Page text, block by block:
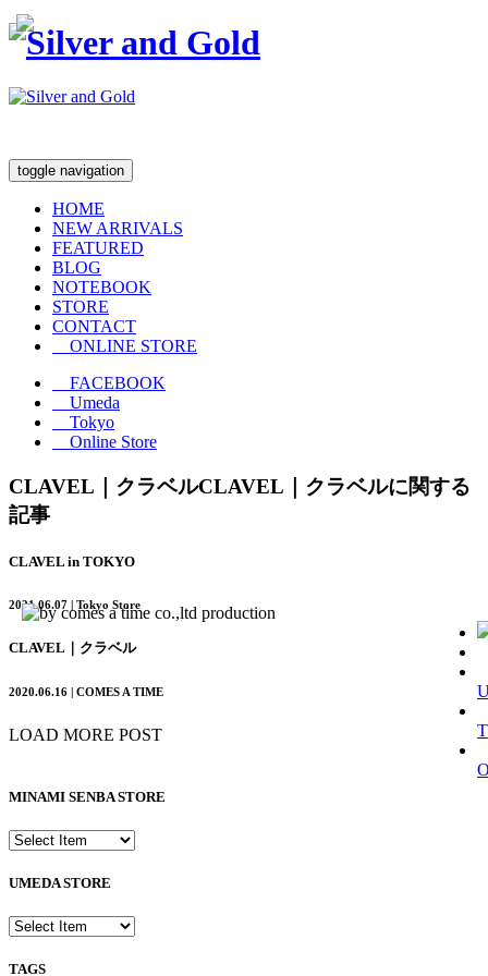
T
toggle navigation
HOME
NEW ARRIVALS
FEATURED
BLOG
NOTEBOOK
STORE
CONTACT
ONLINE STORE
FACEBOOK
Umeda
Tokyo
Online Store
CLAVEL｜クラベルCLAVEL｜クラベルに関する
記事
CLAVEL in TOKYO
2021.06.07 | Tokyo Store
CLAVEL｜クラベル
2020.06.16 | COMES A TIME
LOAD MORE POST
MINAMI SENBA STORE
UMEDA STORE
TAGS